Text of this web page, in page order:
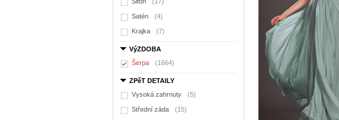
Satén (4)
Krajka (7)
VýZDOBA
Šerpa
(1664)
ZPěT DETAILY
Vysoká zahrnuty
(5)
Střední záda (15)